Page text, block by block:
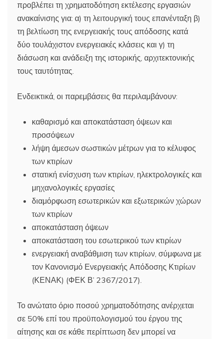
προβλέπει τη χρηματοδότηση εκτέλεσης εργασιών
ανακαίνισης για: α) τη λειτουργική τους επανένταξη β)
τη βελτίωση της ενεργειακής τους απόδοσης κατά
δύο τουλάχιστον ενεργειακές κλάσεις και γ) τη
διάσωση και ανάδειξη της ιστορικής, αρχιτεκτονικής
τους ταυτότητας.
Ενδεικτικά, οι παρεμβάσεις θα περιλαμβάνουν:
καθαρισμό και αποκατάσταση όψεων και
προσόψεων
λήψη άμεσων σωστικών μέτρων για το κέλυφος
των κτιρίων
στατική ενίσχυση των κτιρίων, ηλεκτρολογικές και
μηχανολογικές εργασίες
διαμόρφωση εσωτερικών και εξωτερικών χώρων
των κτιρίων
αποκατάσταση όψεων
αποκατάσταση του εσωτερικού των κτιρίων
ενεργειακή αναβάθμιση των κτιρίων, σύμφωνα με
τον Κανονισμό Ενεργειακής Απόδοσης Κτιρίων
(ΚΕΝΑΚ) (ΦΕΚ Β’ 2367/2017).
Το ανώτατο όριο ποσού χρηματοδότησης ανέρχεται
σε 50% επί του προϋπολογισμού του έργου της
αίτησης και σε κάθε περίπτωση δεν μπορεί να